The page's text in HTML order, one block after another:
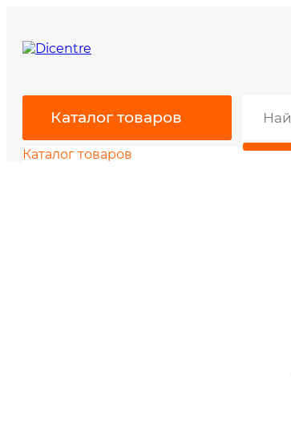
Каталог товаров
Каталог товаров